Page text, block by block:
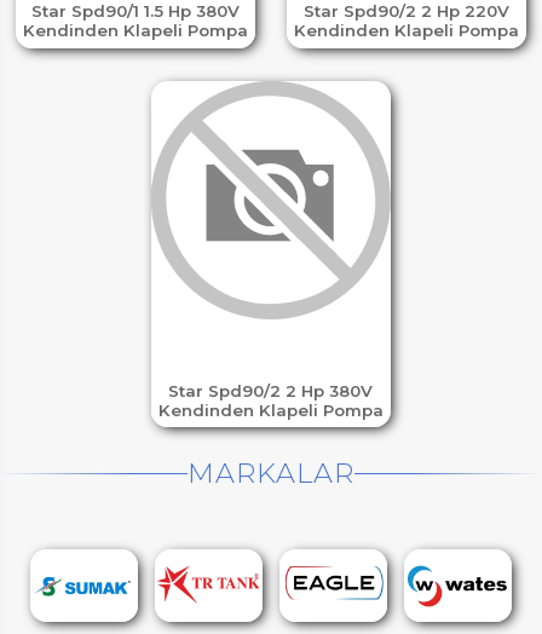
Star Spd90/1 1.5 Hp 380V
Kendinden Klapeli Pompa
Star Spd90/2 2 Hp 220V
Kendinden Klapeli Pompa
Star Spd90/2 2 Hp 380V
Kendinden Klapeli Pompa
MARKALAR